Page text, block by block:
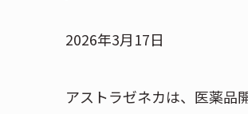
2026年3月17日
アストラゼネカは、医薬品